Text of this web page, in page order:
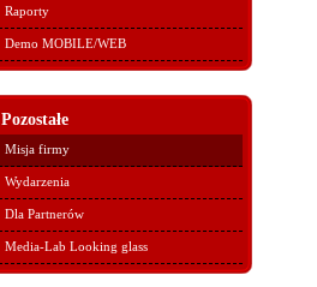
Raporty
Demo MOBILE/WEB
Pozostałe
Misja firmy
Wydarzenia
Dla Partnerów
Media-Lab Looking glass